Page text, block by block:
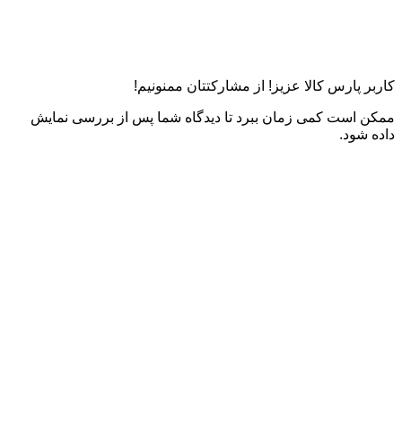
کاربر پارس کالا عزیز! از مشارکتتان ممنونیم!
ممکن است کمی زمان ببرد تا دیدگاه شما پس از بررسی نمایش
داده شود.